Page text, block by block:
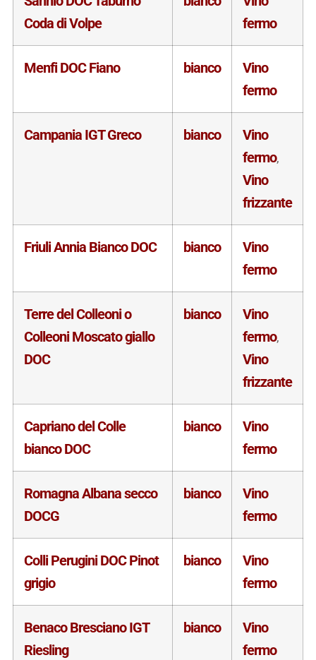
Coda di Volpe
fermo
Menfi DOC Fiano bianco
Vino
fermo
Campania IGT Greco bianco
Vino
fermo,
Vino
frizzante
Friuli Annia Bianco DOC bianco
Vino
fermo
Terre del Colleoni o
Colleoni Moscato giallo
DOC
bianco
Vino
fermo,
Vino
frizzante
Capriano del Colle
bianco DOC
bianco
Vino
fermo
Romagna Albana secco
DOCG
bianco
Vino
fermo
Colli Perugini DOC Pinot
grigio
bianco
Vino
fermo
Benaco Bresciano IGT
Riesling
bianco
Vino
fermo